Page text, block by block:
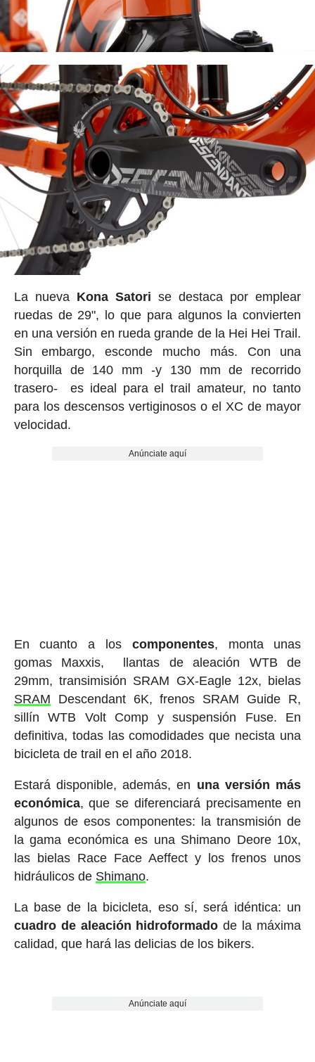
La nueva Kona Satori se destaca por emplear
ruedas de 29", lo que para algunos la convierten
en una versión en rueda grande de la Hei Hei Trail.
Sin embargo, esconde mucho más. Con una
horquilla de 140 mm -y 130 mm de recorrido
trasero- es ideal para el trail amateur, no tanto
para los descensos vertiginosos o el XC de mayor
velocidad.
Anúnciate aquí
En cuanto a los componentes, monta unas
gomas Maxxis, llantas de aleación WTB de
29mm, transimisión SRAM GX-Eagle 12x, bielas
SRAM Descendant 6K, frenos SRAM Guide R,
sillín WTB Volt Comp y suspensión Fuse. En
definitiva, todas las comodidades que necista una
bicicleta de trail en el año 2018.
Estará disponible, además, en una versión más
económica, que se diferenciará precisamente en
algunos de esos componentes: la transmisión de
la gama económica es una Shimano Deore 10x,
las bielas Race Face Aeffect y los frenos unos
hidráulicos de Shimano.
La base de la bicicleta, eso sí, será idéntica: un
cuadro de aleación hidroformado de la máxima
calidad, que hará las delicias de los bikers.
Anúnciate aquí